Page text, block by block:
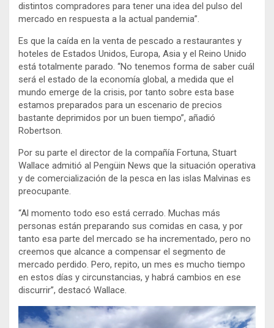
distintos compradores para tener una idea del pulso del
mercado en respuesta a la actual pandemia”.
Es que la caída en la venta de pescado a restaurantes y
hoteles de Estados Unidos, Europa, Asia y el Reino Unido
está totalmente parado. “No tenemos forma de saber cuál
será el estado de la economía global, a medida que el
mundo emerge de la crisis, por tanto sobre esta base
estamos preparados para un escenario de precios
bastante deprimidos por un buen tiempo”, añadió
Robertson.
Por su parte el director de la compañía Fortuna, Stuart
Wallace admitió al Pengüin News que la situación operativa
y de comercialización de la pesca en las islas Malvinas es
preocupante.
“Al momento todo eso está cerrado. Muchas más
personas están preparando sus comidas en casa, y por
tanto esa parte del mercado se ha incrementado, pero no
creemos que alcance a compensar el segmento de
mercado perdido. Pero, repito, un mes es mucho tiempo
en estos días y circunstancias, y habrá cambios en ese
discurrir”, destacó Wallace.